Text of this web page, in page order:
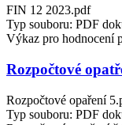
FIN 12 2023.pdf
Typ souboru: PDF
Výkaz pro hodnocení
Rozpočtové
Rozpočtové opaření
Typ souboru: PDF